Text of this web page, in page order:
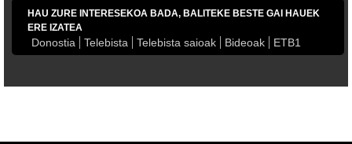
HAU ZURE INTERESEKOA BADA, BALITEKE BESTE GAI HAUEK
ERE IZATEA
Donostia Telebista Telebista saioak Bideoak ETB1